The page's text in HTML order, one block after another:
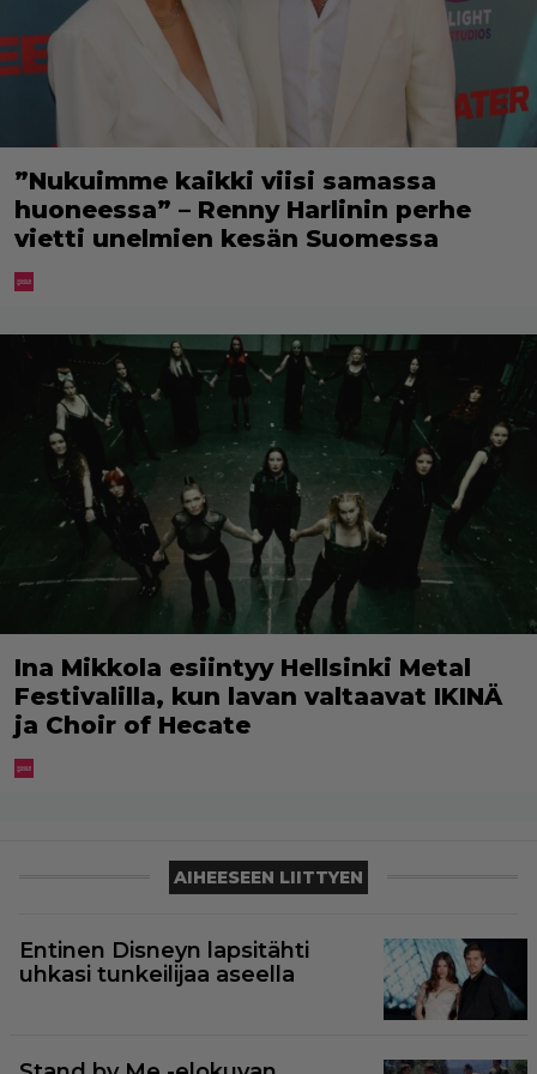
”Nukuimme kaikki viisi samassa
huoneessa” – Renny Harlinin perhe
vietti unelmien kesän Suomessa
Ina Mikkola esiintyy Hellsinki Metal
Festivalilla, kun lavan valtaavat IKINÄ
ja Choir of Hecate
AIHEESEEN LIITTYEN
Entinen Disneyn lapsitähti
uhkasi tunkeilijaa aseella